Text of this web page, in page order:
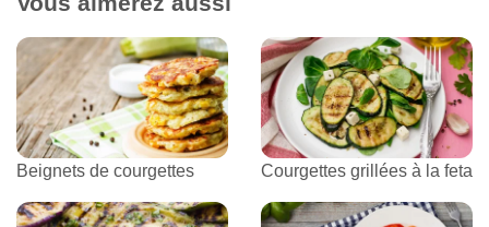
Beignets de courgettes Courgettes grillées à la feta